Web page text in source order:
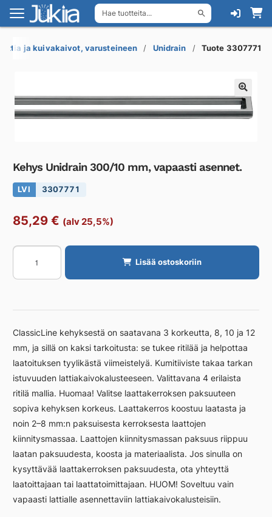
Hae tuotteita...
Siirry
navigointiin
Siirry
sisältöön
ja kuivakaivot, varusteineen Unidrain Tuote 3307771
Kehys Unidrain 300/10 mm, vapaasti asennet.
LVI 3307771
85,29 € (alv 25,5%)
Kehys
Unidrain
300/10
vapaasti
määrä
Lisää ostoskoriin
ClassicLine kehyksestä on saatavana 3 korkeutta, 8, 10 ja 12
mm, ja sillä on kaksi tarkoitusta: se tukee ritilää ja helpottaa
laatoituksen tyylikästä viimeistelyä. Kumitiiviste takaa tarkan
istuvuuden lattiakaivokalusteeseen. Valittavana 4 erilaista
ritilä mallia. Huomaa! Valitse laattakerroksen paksuuteen
sopiva kehyksen korkeus. Laattakerros koostuu laatasta ja
noin 2–8 mm:n paksuisesta kerroksesta laattojen
kiinnitysmassaa. Laattojen kiinnitysmassan paksuus riippuu
laatan paksuudesta, koosta ja materiaalista. Jos sinulla on
kysyttävää laattakerroksen paksuudesta, ota yhteyttä
laatoittajaan tai laattatoimittajaan. HUOM! Soveltuu vain
vapaasti lattialle asennettaviin lattiakaivokalusteisiin.